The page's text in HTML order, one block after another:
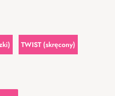
TWIST (skręcony)